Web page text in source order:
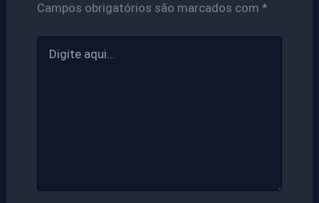
Campos obrigatórios são marcados com *
aqui...